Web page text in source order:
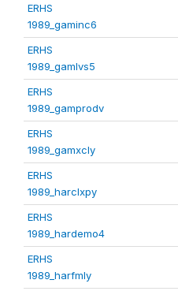
ERHS
1989_gaminc6
ERHS
1989_gamlvs5
ERHS
1989_gamprodv
ERHS
1989_gamxcly
ERHS
1989_harclxpy
ERHS
1989_hardemo4
ERHS
1989_harfmly